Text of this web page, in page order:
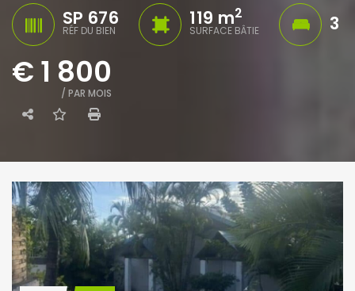
SP 676
RÉF DU BIEN
119 m2
SURFACE BÂTIE 3
€ 1 800
/ PAR MOIS